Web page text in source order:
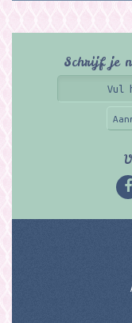
Schrijf je